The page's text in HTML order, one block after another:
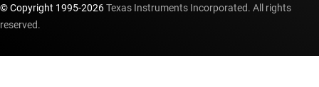
© Copyright 1995-2026Texas Instruments Incorporated. All rights
reserved.